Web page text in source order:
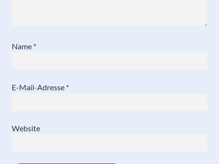
Name *
E-Mail-Adresse *
Website